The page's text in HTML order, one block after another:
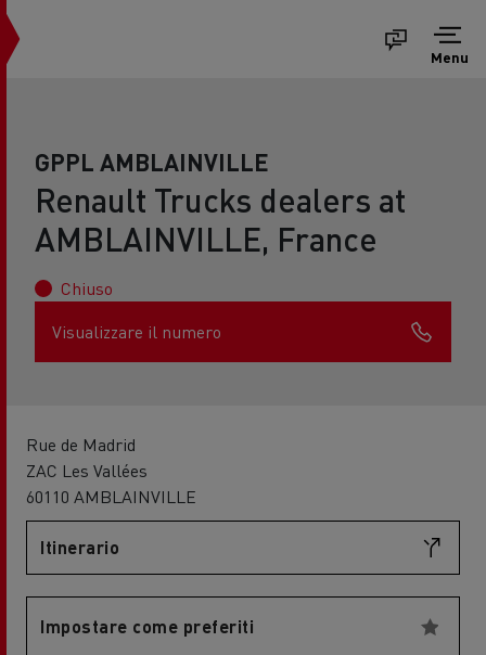
Menu
GPPL AMBLAINVILLE
Renault Trucks dealers at
AMBLAINVILLE, France
Chiuso
Visualizzare il numero
Rue de Madrid
ZAC Les Vallées
60110 AMBLAINVILLE
Itinerario
Impostare come preferiti